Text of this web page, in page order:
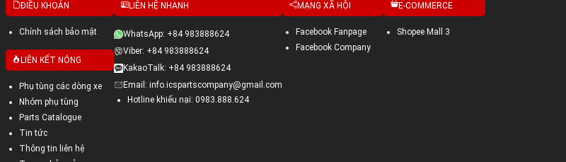
ĐIỀU KHOẢN
Chính sách bảo mật
LIÊN KẾT NÓNG
Phụ tùng các dòng xe
Nhóm phụ tùng
Parts Catalogue
Tin tức
Thông tin liên hệ
LIÊN HỆ NHANH
WhatsApp: +84 983888624
Viber: +84 983888624
KakaoTalk: +84 983888624
Email: info.icspartscompany@gmail.com
Hotline khiếu nại: 0983.888.624
MẠNG XÃ HỘI
Facebook Fanpage
Facebook Company
E-COMMERCE
Shopee Mall 3